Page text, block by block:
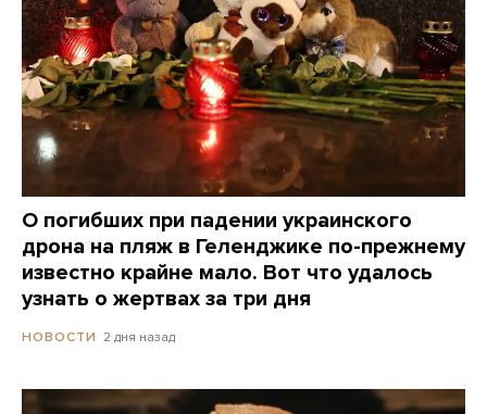
О погибших при падении украинского
дрона на пляж в Геленджике по-прежнему
известно крайне мало. Вот что удалось
узнать о жертвах за три дня
НОВОСТИ 2 дня назад